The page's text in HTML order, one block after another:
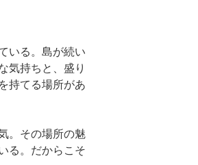
いる。島が続い
気持ちと、盛り
持てる場所があ
。その場所の魅
る。だからこそ